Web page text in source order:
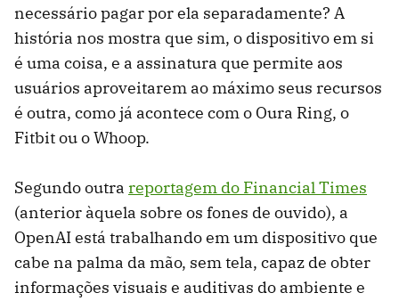
necessário pagar por ela separadamente? A
história nos mostra que sim, o dispositivo em si
é uma coisa, e a assinatura que permite aos
usuários aproveitarem ao máximo seus recursos
é outra, como já acontece com o Oura Ring, o
Fitbit ou o Whoop.
Segundo outra reportagem do Financial Times
(anterior àquela sobre os fones de ouvido), a
OpenAI está trabalhando em um dispositivo que
cabe na palma da mão, sem tela, capaz de obter
informações visuais e auditivas do ambiente e